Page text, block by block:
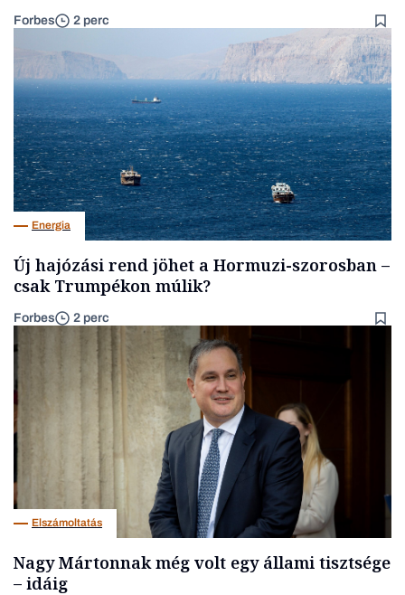
Forbes 2 perc
Energia
Új hajózási rend jöhet a Hormuzi-szorosban –
csak Trumpékon múlik?
Forbes 2 perc
Elszámoltatás
Nagy Mártonnak még volt egy állami tisztsége
– idáig